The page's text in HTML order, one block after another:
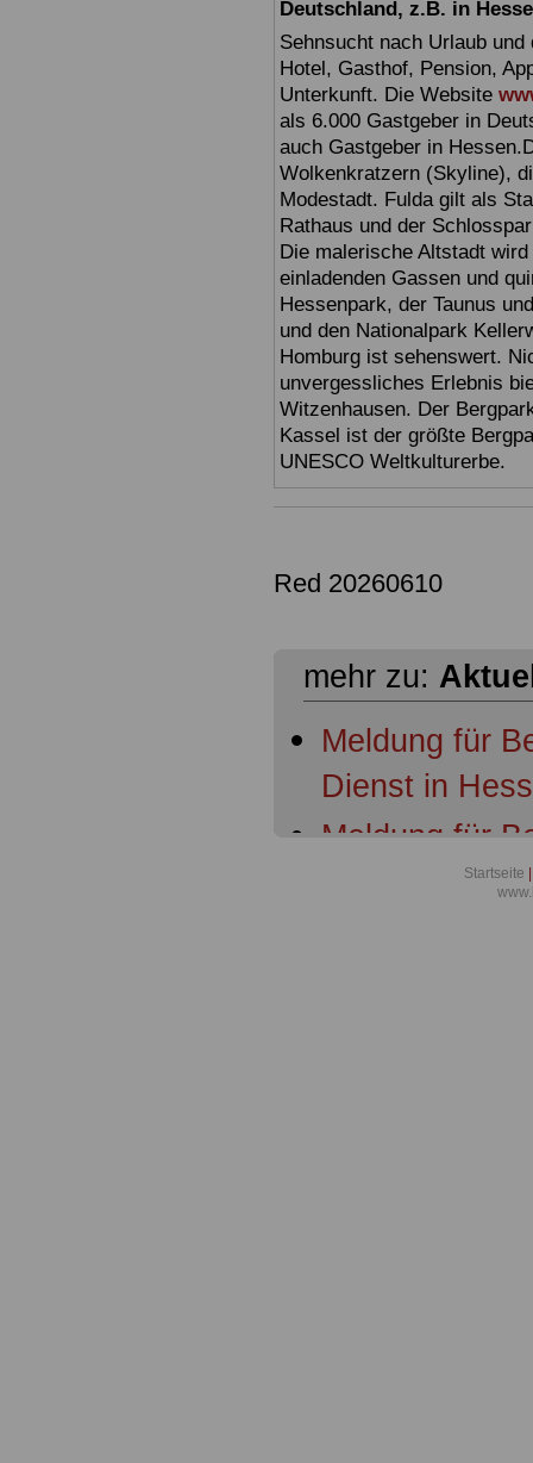
Deutschland, z.B. in
Sehnsucht nach Urlaub
Hotel, Gasthof, Pension,
Unterkunft. Die Website
als 6.000 Gastgeber in
auch Gastgeber in
Wolkenkratzern (Skyline),
Modestadt. Fulda gilt als
Rathaus und der
Die malerische Altstadt
einladenden Gassen und
Hessenpark, der Taunus
und den Nationalpark
Homburg ist sehenswert.
unvergessliches Erlebnis
Witzenhausen. Der
Kassel ist der größte
UNESCO Weltkulturerbe.
Red 20260610
mehr zu:
Meldung für
Dienst in
Meldung für
Dienst inStartseite